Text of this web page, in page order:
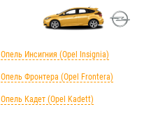
Опель Инсигния (Opel Insignia)
Опель Фронтера (Opel Frontera)
Опель Кадет (Opel Kadett)